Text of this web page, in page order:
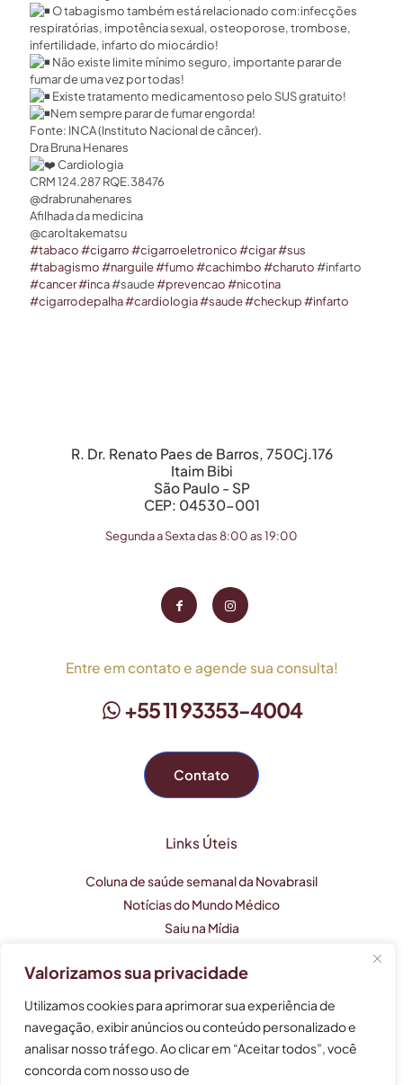
Valorizamos sua privacidade
Utilizamos cookies para aprimorar sua experiência de
navegação, exibir anúncios ou conteúdo personalizado e
analisar nosso tráfego. Ao clicar em “Aceitar todos”, você
concorda com nosso uso de
O tabagismo também está relacionado com:infecções
respiratórias, impotência sexual, osteoporose, trombose,
infertilidade, infarto do miocárdio!
Não existe limite mínimo seguro, importante parar de
fumar de uma vez por todas!
Existe tratamento medicamentoso pelo SUS gratuito!
Nem sempre parar de fumar engorda!
Fonte: INCA (Instituto Nacional de câncer).
Dra Bruna Henares
Cardiologia
CRM 124.287 RQE.38476
@drabrunahenares ⠀
Afilhada da medicina
@caroltakematsu
#tabaco#cigarro#cigarroeletronico#cigar#sus
#tabagismo#narguile#fumo#cachimbo#charuto#infarto
#cancer#inca#saude#prevencao#nicotina
#cigarrodepalha#cardiologia#saude#checkup#infarto
R. Dr. Renato Paes de Barros, 750Cj.176
Itaim Bibi
São Paulo - SP
CEP: 04530-001
Segunda a Sexta das 8:00 as 19:00
Entre em contato e agende sua consulta!
+55 11 93353-4004
Contato
Links Úteis
Coluna de saúde semanal da Novabrasil
Notícias do Mundo Médico
Saiu na Mídia
Este perfil profissional tem caráter apenas informativo e
não substitui uma consulta médica.
As informações não devem ser usadas para auto-
tratamento, auto-diagnóstico e auto-medicação.